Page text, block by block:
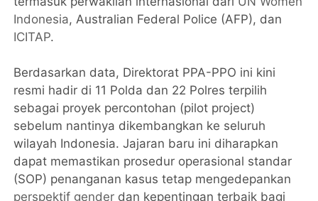
Indonesia, Australian Federal Police (AFP), dan
ICITAP.
Berdasarkan data, Direktorat PPA-PPO ini kini
resmi hadir di 11 Polda dan 22 Polres terpilih
sebagai proyek percontohan (pilot project)
sebelum nantinya dikembangkan ke seluruh
wilayah Indonesia. Jajaran baru ini diharapkan
dapat memastikan prosedur operasional standar
(SOP) penanganan kasus tetap mengedepankan
perspektif gender dan kepentingan terbaik bagi